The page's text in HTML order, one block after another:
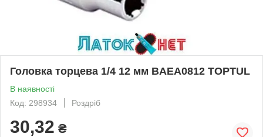
Головка торцева 1/4 12 мм BAEA0812 TOPTUL
В наявності
Код: 298934
Роздріб
30,32 ₴